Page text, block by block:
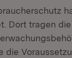
Fenster)
Dort tragen
die